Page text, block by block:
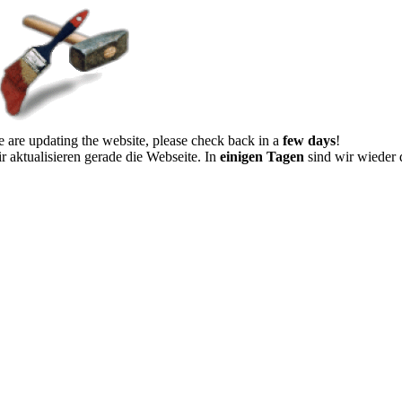
are updating the website, please check back in a few days!
aktualisieren gerade die Webseite. In einigen Tagen sind wir wieder